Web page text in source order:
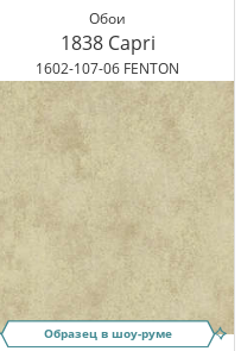
Обои
1838 Capri
1602-107-06 FENTON
Образец в шоу-руме